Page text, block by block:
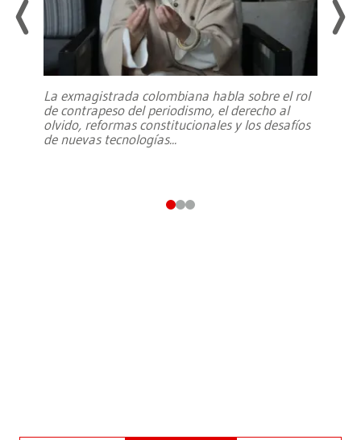
La exmagistrada colombiana habla sobre el rol
de contrapeso del periodismo, el derecho al
olvido, reformas constitucionales y los desafíos
de nuevas tecnologías...